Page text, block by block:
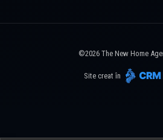
©2026 The New Home
Site creat în